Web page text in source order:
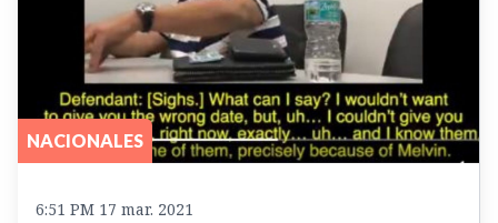
NACIONALES
6:51 PM 17 mar. 2021